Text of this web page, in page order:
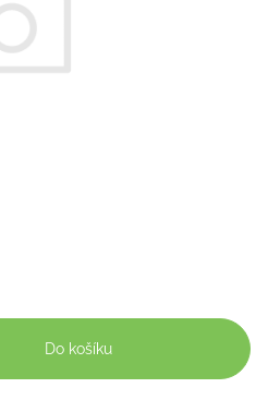
Do košíku